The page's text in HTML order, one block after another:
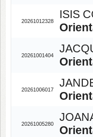
20261012328
ISIS
20261001404
20261006017
20261005280